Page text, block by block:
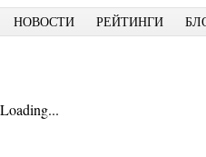
НОВОСТИ РЕЙТИНГИ
Loading...